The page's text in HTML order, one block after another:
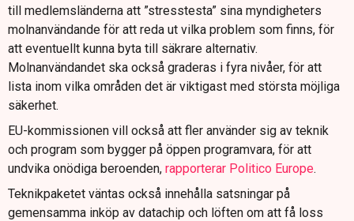
till medlemsländerna att ”stresstesta” sina myndigheters
molnanvändande för att reda ut vilka problem som finns, för
att eventuellt kunna byta till säkrare alternativ.
Molnanvändandet ska också graderas i fyra nivåer, för att
lista inom vilka områden det är viktigast med största möjliga
säkerhet.
EU-kommissionen vill också att fler använder sig av teknik
och program som bygger på öppen programvara, för att
undvika onödiga beroenden, rapporterar Politico Europe.
Teknikpaketet väntas också innehålla satsningar på
gemensamma inköp av datachip och löften om att få loss